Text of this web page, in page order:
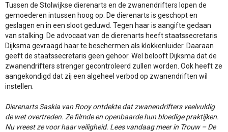
Tussen de Stolwijkse dierenarts en de zwanendrifters lopen de
gemoederen intussen hoog op. De dierenarts is geschopt en
geslagen en in een sloot geduwd. Tegen haar is aangifte gedaan
van stalking. De advocaat van de dierenarts heeft staatssecretaris
Dijksma gevraagd haar te beschermen als klokkenluider. Daaraan
geeft de staatssecretaris geen gehoor. Wel belooft Dijksma dat de
zwanendrifters strenger gecontroleerd zullen worden. Ook heeft ze
aangekondigd dat zij een algeheel verbod op zwanendriften wil
instellen.
Dierenarts Saskia van Rooy ontdekte dat zwanendrifters veelvuldig
de wet overtreden. Ze filmde en openbaarde hun bloedige praktijken.
Nu vreest ze voor haar veiligheid. Lees vandaag meer in Trouw – De